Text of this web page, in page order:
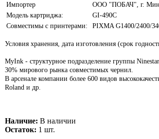
Импортер
ООО "ПОБАЧ", г.
Модель картриджа:
GI-490C
Совместимы с принтерами:
PIXMA G1400/2400/
Условия хранения, дата изготовления (срок
MyInk - структурное подразделение группы
30% мирового рынка совместимых чернил.
В арсенале компании более 600 видов
Roland и др.
Наличие: В наличии
Остаток: 1 шт.